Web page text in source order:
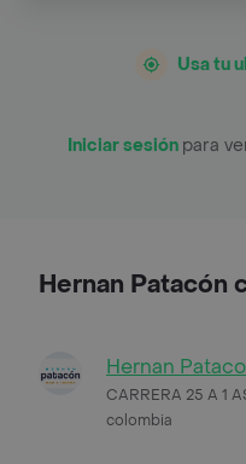
Usa tu
Iniciar sesión para
Hernan Patacón
Hernan
CARRERA 25 A 1
colombia